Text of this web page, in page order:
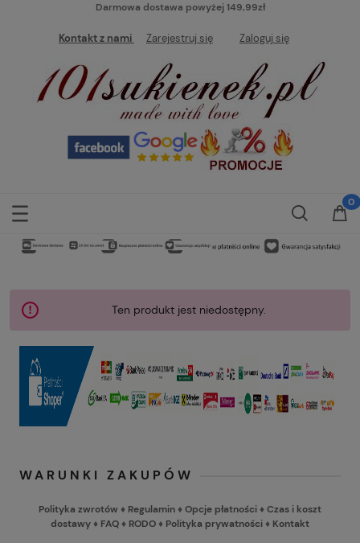
Darmowa dostawa powyżej 149,99zł
Kontakt z nami Zarejestruj się Zaloguj się
Ten produkt jest niedostępny.
WARUNKI ZAKUPÓW
Polityka zwrotów ♦ Regulamin♦Opcje płatności♦Czas i koszt
dostawy♦ FAQ♦ RODO♦ Polityka prywatności♦ Kontakt